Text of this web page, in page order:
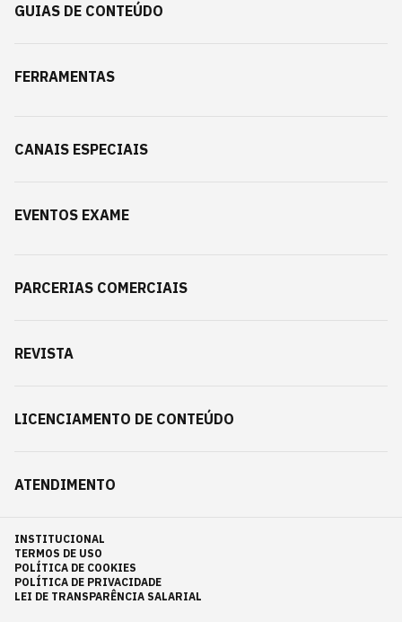
GUIAS DE CONTEÚDO
FERRAMENTAS
CANAIS ESPECIAIS
EVENTOS EXAME
PARCERIAS COMERCIAIS
REVISTA
LICENCIAMENTO DE CONTEÚDO
ATENDIMENTO
INSTITUCIONAL
TERMOS DE USO
POLÍTICA DE COOKIES
POLÍTICA DE PRIVACIDADE
LEI DE TRANSPARÊNCIA SALARIAL